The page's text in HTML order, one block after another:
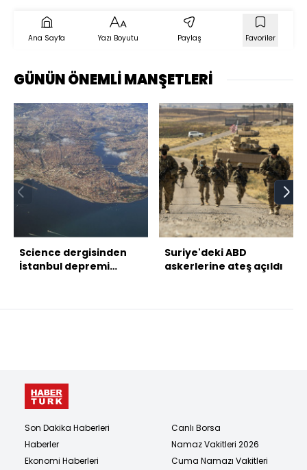
Ana Sayfa Yazı Boyutu Paylaş Favoriler
GÜNÜN ÖNEMLİ MANŞETLERİ
Science dergisinden
İstanbul depremi
Suriye'deki ABD
askerlerine ateş açıldı
Son Dakika Haberleri
Haberler
Ekonomi Haberleri
Canlı Borsa
Namaz Vakitleri 2026
Cuma Namazı Vakitleri